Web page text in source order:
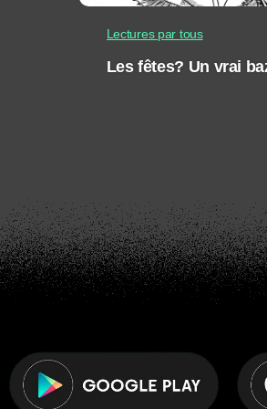
Lectures par tous
Les fêtes? Un vrai